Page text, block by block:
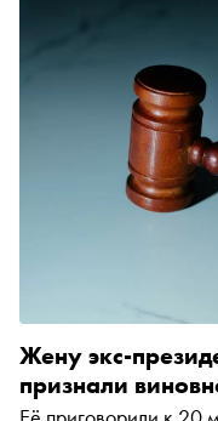
Жену экс-
признали